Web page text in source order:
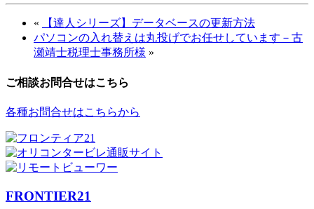
«
【達人シリーズ】データベースの更新方法
パソコンの入れ替えは丸投げでお任せしています－古
瀬靖士税理士事務所様 »
ご相談お問合せはこちら
各種お問合せはこちらから
FRONTIER21